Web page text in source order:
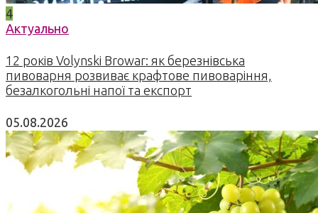
4
Актуально
12 років Volynski Browar: як березнівська
пивоварня розвиває крафтове пивоваріння,
безалкогольні напої та експорт
05.08.2026